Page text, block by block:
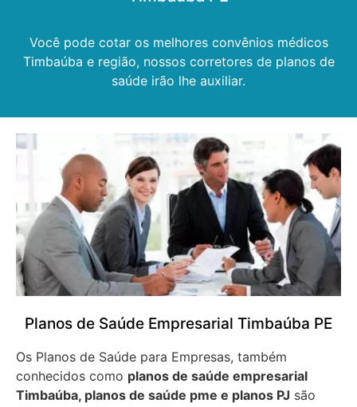
Você pode cotar os melhores convênios médicos
Timbaúba e região, nossos corretores de planos de
saúde irão lhe auxiliar.
Planos de Saúde Empresarial Timbaúba PE
Os Planos de Saúde para Empresas, também
conhecidos como planos de saúde empresarial
Timbaúba, planos de saúde pme e planos PJ são